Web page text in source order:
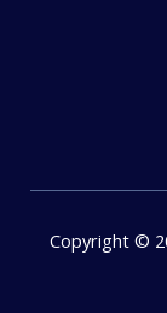
Copyright ©